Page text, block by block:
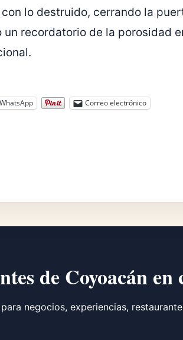
lo destruido, cerrando la
un recordatorio de la porosidad
WhatsApp Correo electrónico
de Coyoacán en
negocios, experiencias,